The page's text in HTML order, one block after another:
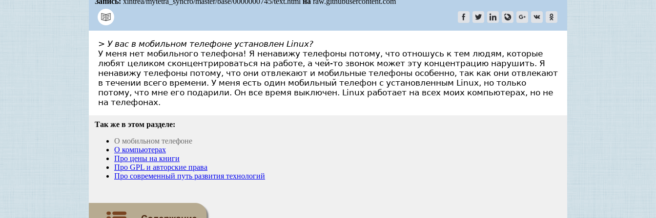
> У вас в мобильном телефоне установлен Linux?
У меня нет мобильного телефона! Я ненавижу телефоны потому, что отношусь к тем людям, которые
любят целиком сконцентрироваться на работе, а чей-то звонок может эту концентрацию нарушить. Я
ненавижу телефоны потому, что они отвлекают и мобильные телефоны особенно, так как они отвлекают
в течении всего времени. У меня есть один мобильный телефон с установленным Linux, но только
потому, что мне его подарили. Он все время выключен. Linux работает на всех моих компьютерах, но не
на телефонах.
Так же в этом разделе:
О мобильном телефоне
О компьютерах
Про цены на книги
Про GPL и авторские права
Про современный путь развития технологий